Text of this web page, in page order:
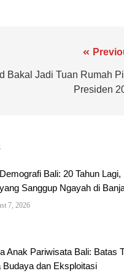
Bakal Jadi Tuan Rumah
Presiden
Bali: 20 Tahun Lagi,
Sanggup Ngayah di
7, 2026
Anak Pariwisata Bali: Batas
Budaya dan Eksploitasi